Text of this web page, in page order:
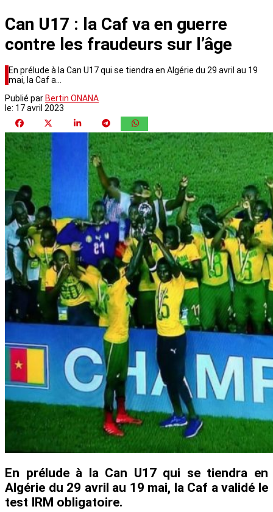
Can U17 : la Caf va en guerre
contre les fraudeurs sur l’âge
En prélude à la Can U17 qui se tiendra en Algérie du 29 avril au 19
mai, la Caf a…
Publié par Bertin ONANA
le: 17 avril 2023
En prélude à la Can U17 qui se tiendra en
Algérie du 29 avril au 19 mai, la Caf a validé le
test IRM obligatoire.